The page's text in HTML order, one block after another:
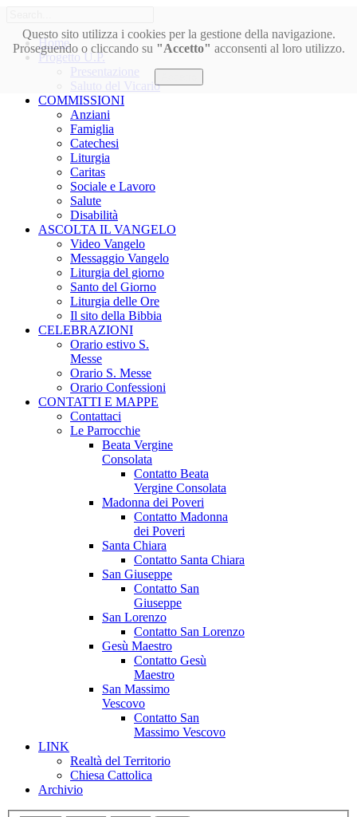
Questo sito utilizza i cookies per la gestione della navigazione.
Proseguendo o cliccando su "Accetto" acconsenti al loro utilizzo.
Home
Progetto U.P.
Presentazione
Saluto del Vicario
COMMISSIONI
Anziani
Famiglia
Catechesi
Liturgia
Caritas
Sociale e Lavoro
Salute
Disabilità
ASCOLTA IL VANGELO
Video Vangelo
Messaggio Vangelo
Liturgia del giorno
Santo del Giorno
Liturgia delle Ore
Il sito della Bibbia
CELEBRAZIONI
Orario estivo S.
Messe
Orario S. Messe
Orario Confessioni
CONTATTI E MAPPE
Contattaci
Le Parrocchie
Beata Vergine
Consolata
Contatto Beata
Vergine Consolata
Madonna dei Poveri
Contatto Madonna
dei Poveri
Santa Chiara
Contatto Santa Chiara
San Giuseppe
Contatto San
Giuseppe
San Lorenzo
Contatto San Lorenzo
Gesù Maestro
Contatto Gesù
Maestro
San Massimo
Vescovo
Contatto San
Massimo Vescovo
LINK
Realtà del Territorio
Chiesa Cattolica
Archivio